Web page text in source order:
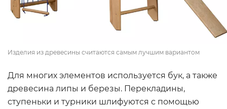
Изделия из древесины считаются самым лучшим вариантом
Для многих элементов используется бук, а также
древесина липы и березы. Перекладины,
ступеньки и турники шлифуются с помощью